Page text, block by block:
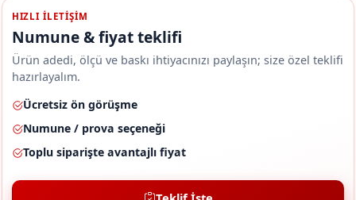
HIZLI ILETIŞIM
Numune & fiyat teklifi
Ürün adedi, ölçü ve baskı ihtiyacınızı paylaşın; size özel teklifi
hazırlayalım.
Ücretsiz ön görüşme
Numune / prova seçeneği
Toplu siparişte avantajlı fiyat